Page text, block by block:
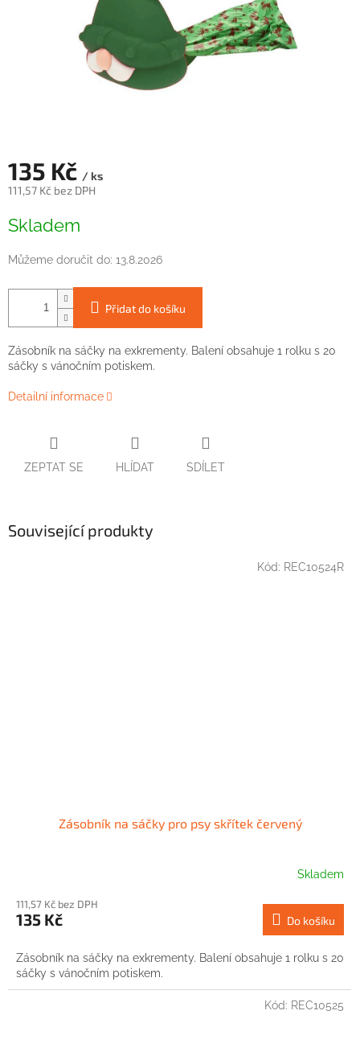
135 Kč / ks
111,57 Kč bez DPH
cena:
Skladem
Můžeme doručit do: 13.8.2026
Přidat do košíku
Zásobník na sáčky na exkrementy. Balení obsahuje 1 rolku s 20
sáčky s vánočním potiskem.
Detailní informace
ZEPTAT SE HLÍDAT SDÍLET
Související produkty
Zásobník na sáčky pro psy skřítek červený
Skladem
111,57 Kč bez DPH
135 Kč Do košíku
Zásobník na sáčky na exkrementy. Balení obsahuje 1 rolku s 20
sáčky s vánočním potiskem.
Kód: REC10524R
Kód: REC10525